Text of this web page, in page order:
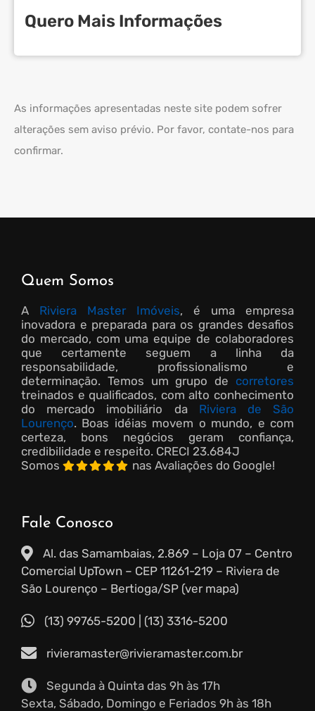
Quero Mais Informações
As informações apresentadas neste site podem sofrer
alterações sem aviso prévio. Por favor, contate-nos para
confirmar.
Quem Somos
A Riviera Master Imóveis, é uma empresa
inovadora e preparada para os grandes desafios
do mercado, com uma equipe de colaboradores
que certamente seguem a linha da
responsabilidade, profissionalismo e
determinação. Temos um grupo de corretores
treinados e qualificados, com alto conhecimento
do mercado imobiliário da Riviera de São
Lourenço. Boas idéias movem o mundo, e com
certeza, bons negócios geram confiança,
credibilidade e respeito. CRECI 23.684J
Somos
nas Avaliações do Google!
Fale Conosco
Al. das Samambaias, 2.869 – Loja 07 – Centro
Comercial UpTown – CEP 11261-219 – Riviera de
São Lourenço – Bertioga/SP (ver mapa)
(13) 99765-5200 (13) 3316-5200
rivieramaster@rivieramaster.com.br
Segunda à Quinta das 9h às 17h
Sexta, Sábado, Domingo e Feriados 9h às 18h